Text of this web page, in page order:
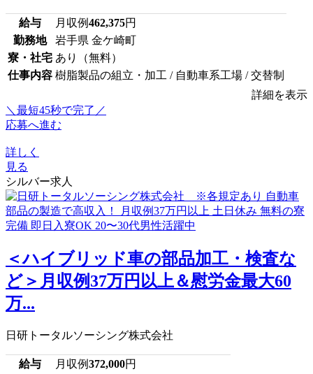
給与 月収例462,375円
勤務地
岩手県 金ケ崎町
寮・社宅 あり（無料）
仕事内容 樹脂製品の組立・加工 / 自動車系工場 / 交替制
詳細を表示
＼最短45秒で完了／
応募へ進む
詳しく
見る
シルバー求人
＜ハイブリッド車の部品加工・検査な
ど＞月収例37万円以上＆慰労金最大60
万...
日研トータルソーシング株式会社
給与 月収例372,000円